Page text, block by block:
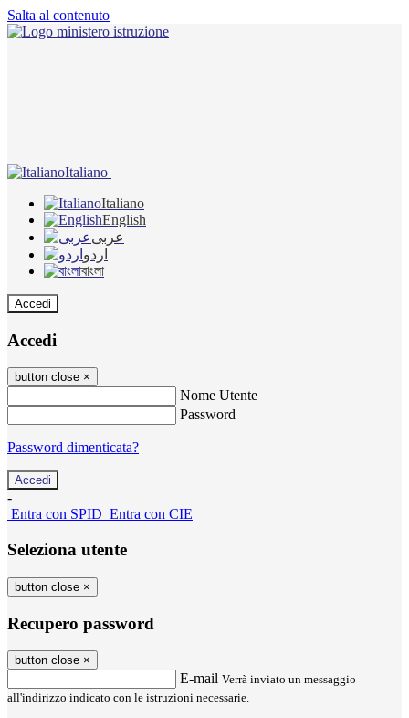
Salta al contenuto
Italiano
Italiano
English
عربى
اردو
বাংলা
Accedi
Accedi
button close ×
Nome Utente
Password
Password dimenticata?
-
Entra con SPID Entra con CIE
Seleziona utente
button close ×
Recupero password
button close ×
E-mail Verrà inviato un messaggio
all'indirizzo indicato con le istruzioni necessarie.